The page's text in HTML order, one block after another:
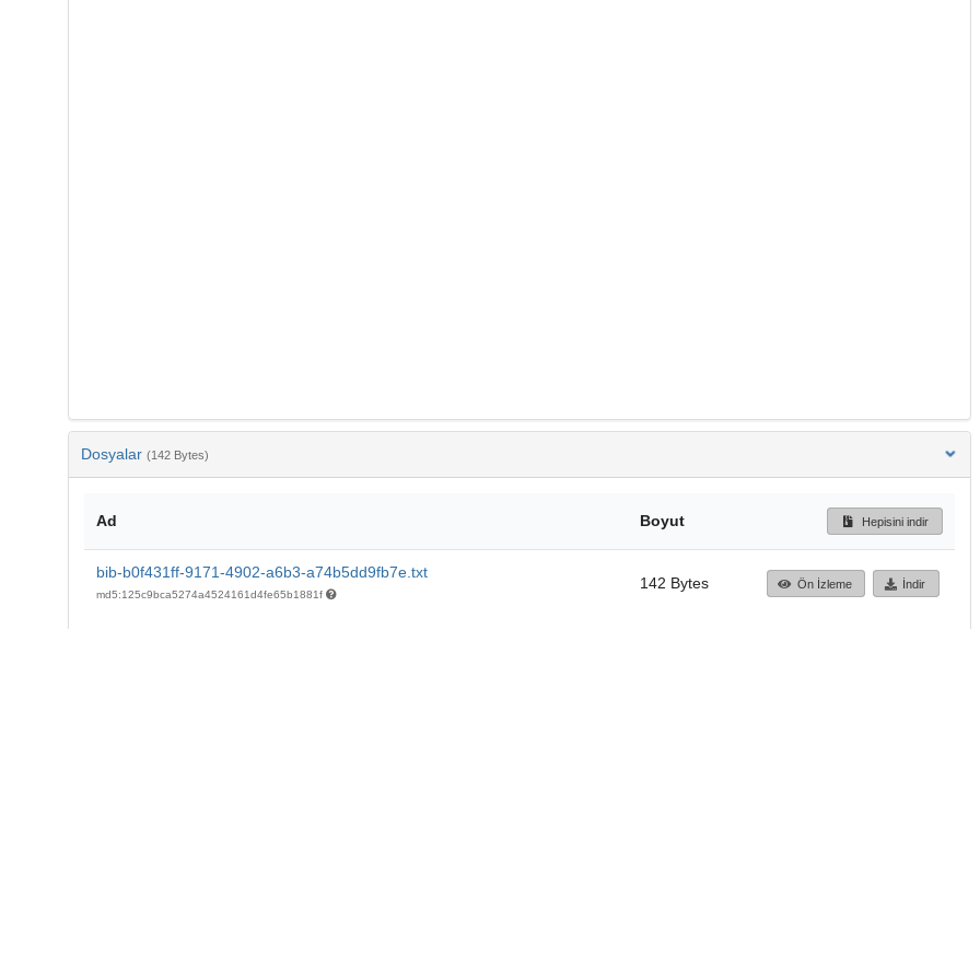
Dosyalar (142 Bytes)
Ad Boyut Hepisini indir
bib-b0f431ff-9171-4902-a6b3-a74b5dd9fb7e.txt
md5:125c9bca5274a4524161d4fe65b1881f
142 Bytes Ön İzleme İndir